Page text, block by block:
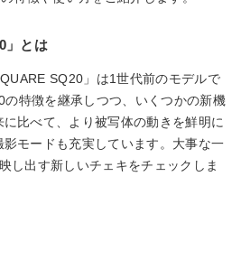
」とは
SQ20」は1世代前のモデルで
特徴を継承しつつ、いくつかの新機
比べて、より被写体の動きを鮮明に
モードも充実しています。大事な一
し出す新しいチェキをチェックしま